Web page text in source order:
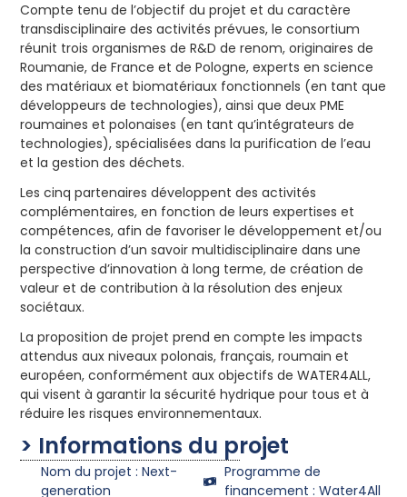
Compte tenu de l’objectif du projet et du caractère
transdisciplinaire des activités prévues, le consortium
réunit trois organismes de R&D de renom, originaires de
Roumanie, de France et de Pologne, experts en science
des matériaux et biomatériaux fonctionnels (en tant que
développeurs de technologies), ainsi que deux PME
roumaines et polonaises (en tant qu’intégrateurs de
technologies), spécialisées dans la purification de l’eau
et la gestion des déchets.
Les cinq partenaires développent des activités
complémentaires, en fonction de leurs expertises et
compétences, afin de favoriser le développement et/ou
la construction d’un savoir multidisciplinaire dans une
perspective d’innovation à long terme, de création de
valeur et de contribution à la résolution des enjeux
sociétaux.
La proposition de projet prend en compte les impacts
attendus aux niveaux polonais, français, roumain et
européen, conformément aux objectifs de WATER4ALL,
qui visent à garantir la sécurité hydrique pour tous et à
réduire les risques environnementaux.
> Informations du projet
Nom du projet : Next-
generation
Programme de
financement : Water4All